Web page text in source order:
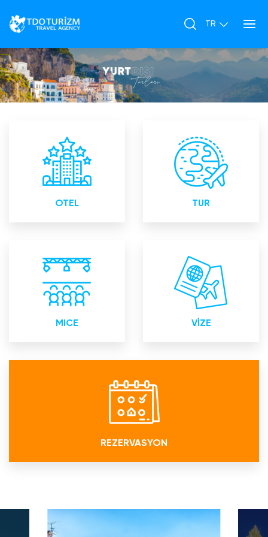
OTEL
Yurtiçi ve Yurtdışı Otel
Rezervasyonları
TUR
Yurtiçi ve Yurtdışı Turlar
MICE
Bayii toplantıları Lansman
toplantıları Eğitim
toplantıları Organizasyon
VİZE
Konsoloslukların Yetkili ve
Akredite Kurumu
REZERVASYON